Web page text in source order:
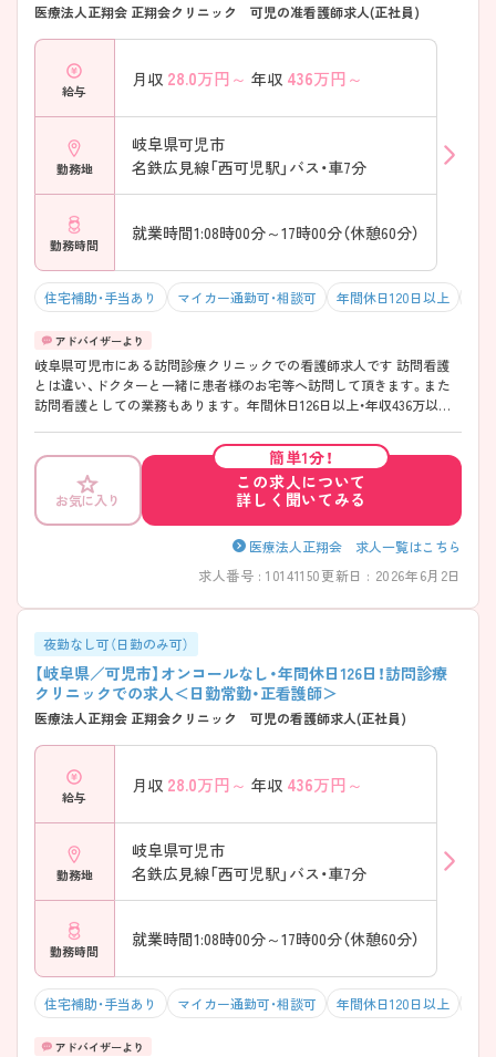
医療法人正翔会 正翔会クリニック 可児の准看護師求人(正社員)
給与
月収 28.0万円～ 年収 436万円～
勤務地
岐阜県可児市
名鉄広見線「西可児駅」バス・車7分
勤務時間
就業時間1:08時00分～17時00分（休憩60分）
住宅補助・手当あり マイカー通勤可・相談可 年間休日120日以上
岐阜県可児市にある訪問診療クリニックでの看護師求人です 訪問看護
とは違い、ドクターと一緒に患者様のお宅等へ訪問して頂きます。また
訪問看護としての業務もあります。 年間休日126日以上・年収436万以上
お気に入り
簡単1分！
この求人について
詳しく聞いてみる
医療法人正翔会 求人一覧はこちら
求人番号 : 10141150更新日 : 2026年6月2日
夜勤なし可（日勤のみ可）
【岐阜県／可児市】オンコールなし・年間休日126日！訪問診療
クリニックでの求人＜日勤常勤・正看護師＞
医療法人正翔会 正翔会クリニック 可児の看護師求人(正社員)
給与
月収 28.0万円～ 年収 436万円～
勤務地
岐阜県可児市
名鉄広見線「西可児駅」バス・車7分
勤務時間
就業時間1:08時00分～17時00分（休憩60分）
住宅補助・手当あり マイカー通勤可・相談可 年間休日120日以上